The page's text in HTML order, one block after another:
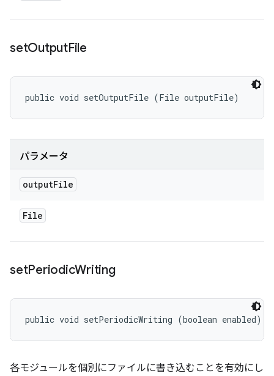
setOutputFile
public void setOutputFile (File outputFile)
パラメータ
outputFile
File
setPeriodicWriting
public void setPeriodicWriting (boolean enabled)
各モジュールを個別にファイルに書き込むことを有効にし